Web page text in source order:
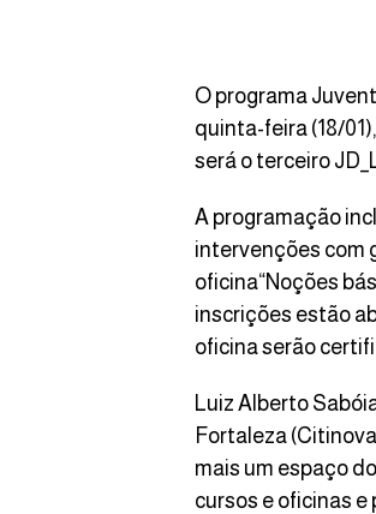
O programa
quinta-feira (18/
será o terceiro
A programação
intervenções com
oficina“Noções
inscrições estão
oficina serão
Luiz Alberto
Fortaleza
mais um espaço
cursos e oficinas